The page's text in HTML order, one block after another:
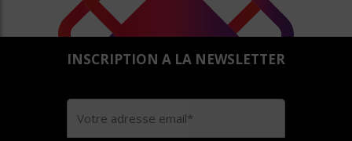
INSCRIPTION A LA NEWSLETTER